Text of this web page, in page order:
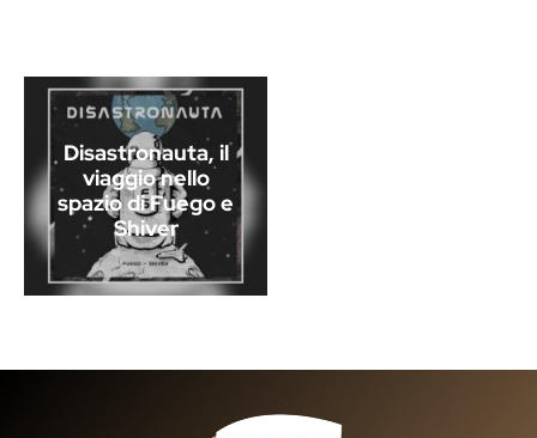
Disastronauta, il
viaggio nello
spazio di Fuego e
Shiver